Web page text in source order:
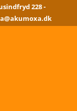
228 -